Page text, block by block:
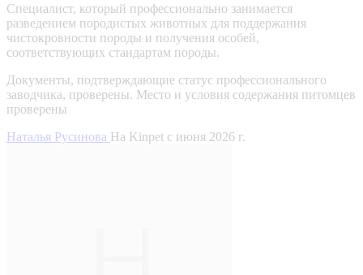
Специалист, который профессионально занимается
разведением породистых животных для поддержания
чистокровности породы и получения особей,
соответствующих стандартам породы.
Документы, подтверждающие статус профессионального
заводчика, проверены. Место и условия содержания питомцев
проверены
Наталья Русинова На Kinpet c июня 2026 г.